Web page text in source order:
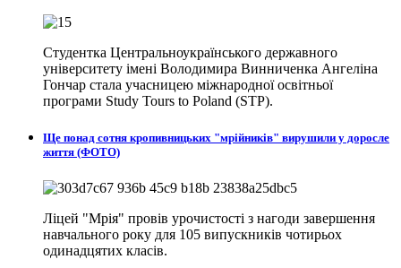
Студентка Центральноукраїнського державного
університету імені Володимира Винниченка Ангеліна
Гончар стала учасницею міжнародної освітньої
програми Study Tours to Poland (STP).
Ще понад сотня кропивницьких "мрійників" вирушили у доросле
життя (ФОТО)
Ліцей "Мрія" провів урочистості з нагоди завершення
навчального року для 105 випускників чотирьох
одинадцятих класів.